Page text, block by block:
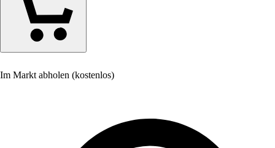
Im Markt abholen (kostenlos)